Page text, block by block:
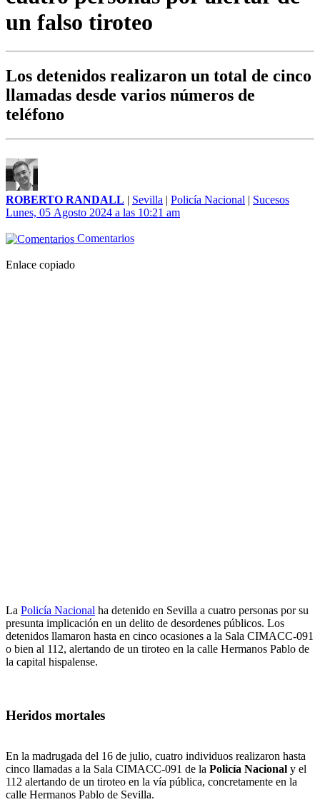
un falso tiroteo
Los detenidos realizaron un total de cinco
llamadas desde varios números de
teléfono
ROBERTO RANDALL | Sevilla | Policía Nacional | Sucesos
Lunes, 05 Agosto 2024 a las 10:21 am
Comentarios
Enlace copiado
La Policía Nacional ha detenido en Sevilla a cuatro personas por su
presunta implicación en un delito de desordenes públicos. Los
detenidos llamaron hasta en cinco ocasiones a la Sala CIMACC-091
o bien al 112, alertando de un tiroteo en la calle Hermanos Pablo de
la capital hispalense.
Heridos mortales
En la madrugada del 16 de julio, cuatro individuos realizaron hasta
cinco llamadas a la Sala CIMACC-091 de la Policía Nacional y el
112 alertando de un tiroteo en la vía pública, concretamente en la
calle Hermanos Pablo de Sevilla.